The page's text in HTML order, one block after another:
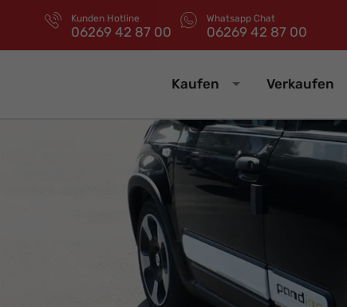
Kunden Hotline
06269 42 87 00
Whatsapp Chat
06269 42 87 00
Kaufen Verkaufen